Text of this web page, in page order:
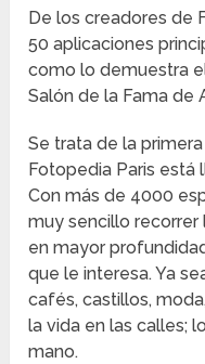
De los creadores de
50 aplicaciones
como lo demuestra
Salón de la Fama de
Se trata de la
Fotopedia Paris está
Con más de 4000
muy sencillo recorrer
en mayor
que le interesa. Ya
cafés, castillos,
la vida en las calles;
mano.